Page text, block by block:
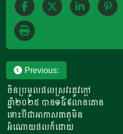
Post
navigation
Previous:
ចិនប្រមូលផលស្រូវរដូវក្តៅ
ឆ្នាំ២០២៥ បាន១៤៩លានតោន
ទោះបីជាអាកាសធាតុមិន
អំណោយផលក៏ដោយ